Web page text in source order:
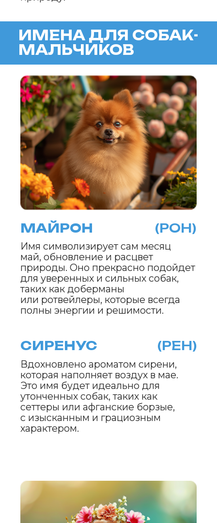
ЖАСМИН
ароматом. Это имя подойдет для
преданных и ласковых собак,
таких как доберманы или овчарки,
которые всегда верны и заботливы.
ГЕЛИОС (ЛИОС)
Имя, вдохновленное ярким
майским солнцем. Оно идеально
и сильных собак, таких как хаски
или акиты, которые излучают силу
БРИЗЕЛЬ (БРИ)
Напоминает о майском бризе,
который приносит свежесть
и облегчение в теплые дни.
Это имя подойдет для легких,
подвижных собак, таких как
фокстерьеры или бигли, которые
любят бегать и наслаждаться
МЯГКИЙ
ШАМПУНЬ
ДЛЯ СОБАК
TENDER
TOUCH